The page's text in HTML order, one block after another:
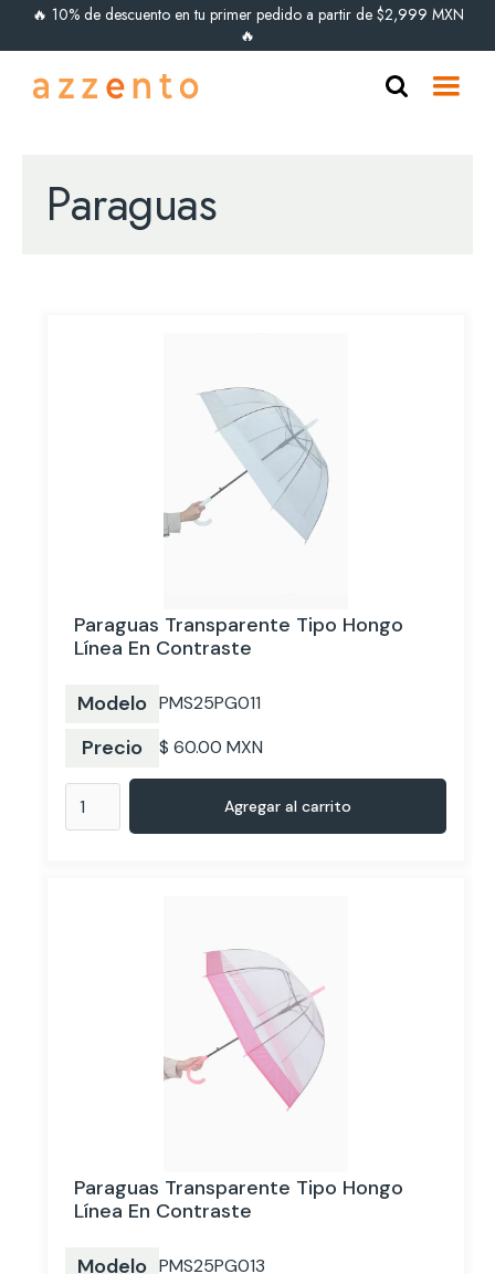
🔥 10% de descuento en tu primer pedido a partir de $2,999 MXN
🔥
Paraguas
Paraguas Transparente Tipo Hongo
Línea En Contraste
Modelo PMS25PG011
Precio $ 60.00 MXN
Paraguas Transparente Tipo Hongo
Línea En Contraste
Modelo PMS25PG013